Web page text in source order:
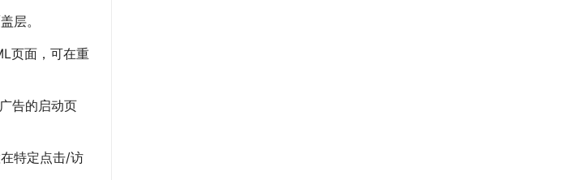
层。
页面，可在重
告的启动页
特定点击/访